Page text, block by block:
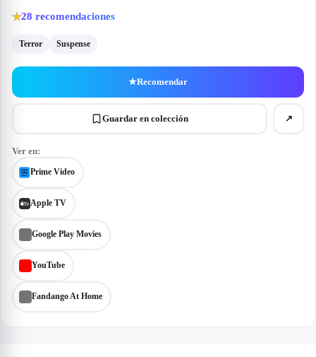
★28 recomendaciones
Terror Suspense
★Recomendar
Guardar en colección ↗
Ver en:
Prime Video
Apple TV
Google Play Movies
YouTube
Fandango At Home